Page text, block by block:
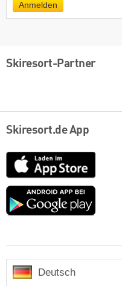
Anmelden
Skiresort-Partner
Skiresort.de App
App
Store
Google
Deutsch